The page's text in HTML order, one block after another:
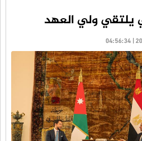
ولي العهد